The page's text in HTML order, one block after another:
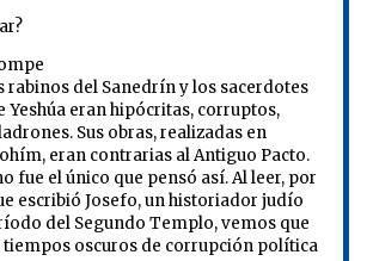
rabinos del Sanedrín y los sacerdotes
Yeshúa eran hipócritas, corruptos,
Sus obras, realizadas en
eran contrarias al Antiguo Pacto.
fue el único que pensó así. Al leer, por
escribió Josefo, un historiador judío
del Segundo Templo, vemos que
tiempos oscuros de corrupción política